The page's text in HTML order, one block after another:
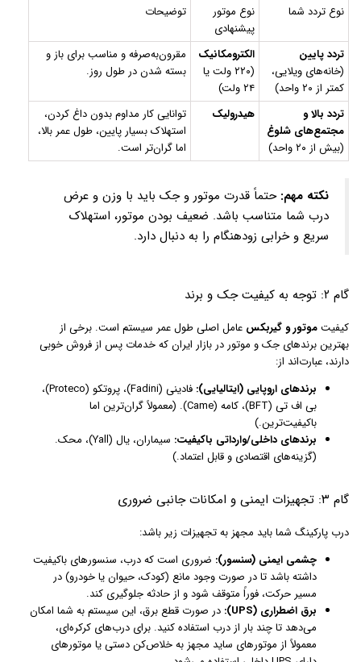
نوع تردد شما
نوع موتور
پیشنهادی
توضیحات
تردد پایین
(خانه‌های ویلایی،
کمتر از ۲۰ واحد)
الکترومکانیک
(۲۲۰ ولت یا
۲۴ ولت)
مقرون‌به‌صرفه و مناسب برای باز و
بسته شدن در طول روز.
تردد بالا و
مجتمع‌های شلوغ
(بیش از ۲۰ واحد)
هیدرولیک
توانایی کار مداوم بدون داغ کردن،
استهلاک بسیار پایین، طول عمر بالا،
اما گران‌تر است.
نکته مهم: حتماً قدرت موتور و جک باید با وزن و عرض
درب شما متناسب باشد. ضعیف بودن موتور، استهلاک
سریع و خرابی زودهنگام را به دنبال دارد.
گام ۲: توجه به کیفیت جک و برند
کیفیتموتور و گیربکس عامل اصلی طول عمر سیستم است. برخی از
بهترین برندهای جک و موتور در بازار ایران که خدمات پس از فروش خوبی
دارند، عبارت‌اند از:
برندهای اروپایی (ایتالیایی):
فادینی (Fadini)، پروتکو (Proteco)،
بی اف تی (BFT)، کامه (Came). (معمولاً گران‌ترین اما
باکیفیت‌ترین.)
برندهای داخلی/وارداتی باکیفیت:
سیماران، یال (Yall)، محک.
(گزینه‌های اقتصادی و قابل اعتماد.)
گام ۳: تجهیزات ایمنی و امکانات جانبی ضروری
درب پارکینگ شما باید مجهز به تجهیزات زیر باشد:
چشمی ایمنی (سنسور): ضروری است که درب، سنسورهای باکیفیت
داشته باشد تا در صورت وجود مانع (کودک، حیوان یا خودرو) در
مسیر حرکت، فوراً متوقف شود و از حادثه جلوگیری کند.
برق اضطراری (UPS):
در صورت قطع برق، این سیستم به شما امکان
می‌دهد تا چند بار از درب استفاده کنید. برای درب‌های کرکره‌ای،
معمولاً از موتورهای ساید مجهز به خلاص‌کن دستی یا موتورهای